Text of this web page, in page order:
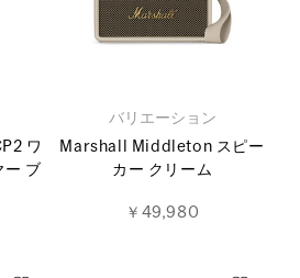
ワ
ー ブ
バリエーション
Marshall Middleton スピー
カー クリーム
￥49,980